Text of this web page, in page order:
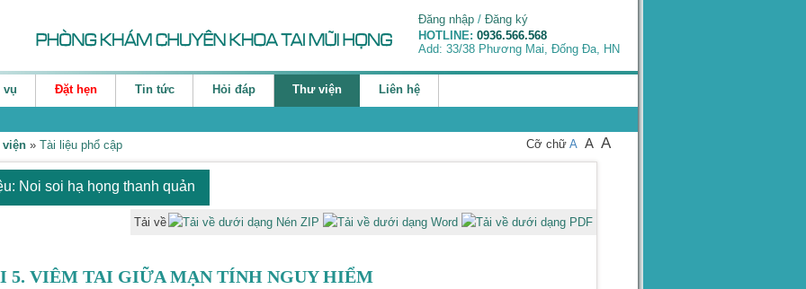
Đăng nhập/ Đăng ký
HOTLINE: 0936.566.568
Add: 33/38 Phương Mai, Đống Đa, HN
vụ Đặt hẹn Tin tức Hỏi đáp Thư viện Liên hệ
» Tài liệu phổ cập Cỡ chữ A A A
Noi soi hạ họng thanh quản
Tải về
5. VIÊM TAI GIỮA MẠN TÍNH NGUY HIỂM